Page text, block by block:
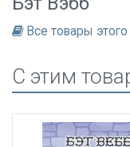
Все товары
C этим